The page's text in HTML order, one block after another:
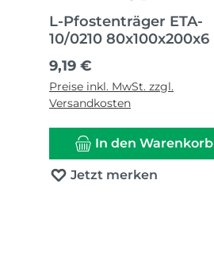
L-Pfostenträger ETA-
10/0210 80x100x200x6
Regulärer Preis:
9,19 €
Preise inkl. MwSt. zzgl.
Versandkosten
In den Warenkorb
Jetzt merken